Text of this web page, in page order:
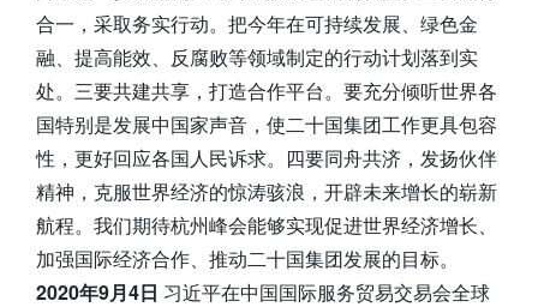
合一，采取务实行动。把今年在可持续发展、绿色金
融、提高能效、反腐败等领域制定的行动计划落到实
处。三要共建共享，打造合作平台。要充分倾听世界各
国特别是发展中国家声音，使二十国集团工作更具包容
性，更好回应各国人民诉求。四要同舟共济，发扬伙伴
精神，克服世界经济的惊涛骇浪，开辟未来增长的崭新
航程。我们期待杭州峰会能够实现促进世界经济增长、
加强国际经济合作、推动二十国集团发展的目标。
2020年9月4日 习近平在中国国际服务贸易交易会全球